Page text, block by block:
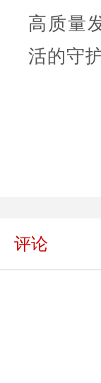
高质量
活的守
评论